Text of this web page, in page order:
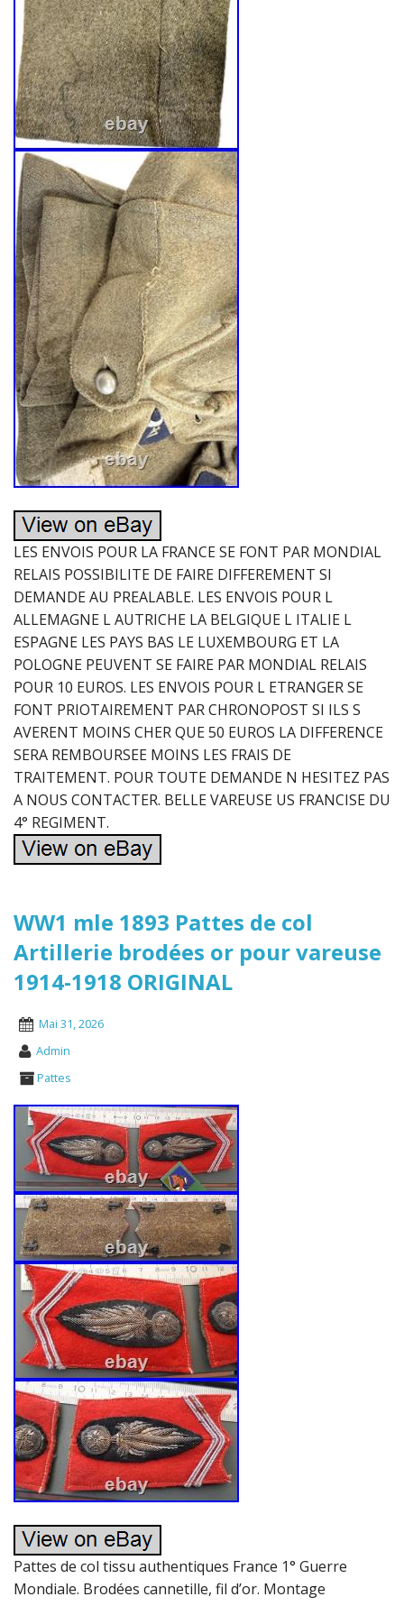
LES ENVOIS POUR LA FRANCE SE FONT PAR MONDIAL
RELAIS POSSIBILITE DE FAIRE DIFFEREMENT SI
DEMANDE AU PREALABLE. LES ENVOIS POUR L
ALLEMAGNE L AUTRICHE LA BELGIQUE L ITALIE L
ESPAGNE LES PAYS BAS LE LUXEMBOURG ET LA
POLOGNE PEUVENT SE FAIRE PAR MONDIAL RELAIS
POUR 10 EUROS. LES ENVOIS POUR L ETRANGER SE
FONT PRIOTAIREMENT PAR CHRONOPOST SI ILS S
AVERENT MOINS CHER QUE 50 EUROS LA DIFFERENCE
SERA REMBOURSEE MOINS LES FRAIS DE
TRAITEMENT. POUR TOUTE DEMANDE N HESITEZ PAS
A NOUS CONTACTER. BELLE VAREUSE US FRANCISE DU
4° REGIMENT.
WW1 mle 1893 Pattes de col
Artillerie brodées or pour vareuse
1914-1918 ORIGINAL
Mai 31, 2026
Admin
Pattes
Pattes de col tissu authentiques France 1° Guerre
Mondiale. Brodées cannetille, fil d’or. Montage